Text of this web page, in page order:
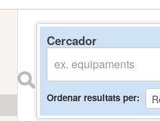
Cercador
Ordenar resultats per